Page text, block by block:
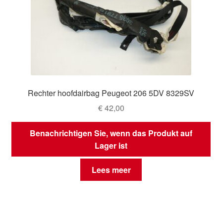
Rechter hoofdairbag Peugeot 206 5DV 8329SV
€42,00
Benachrichtigen Sie, wenn das Produkt auf
Lager ist
Lees meer